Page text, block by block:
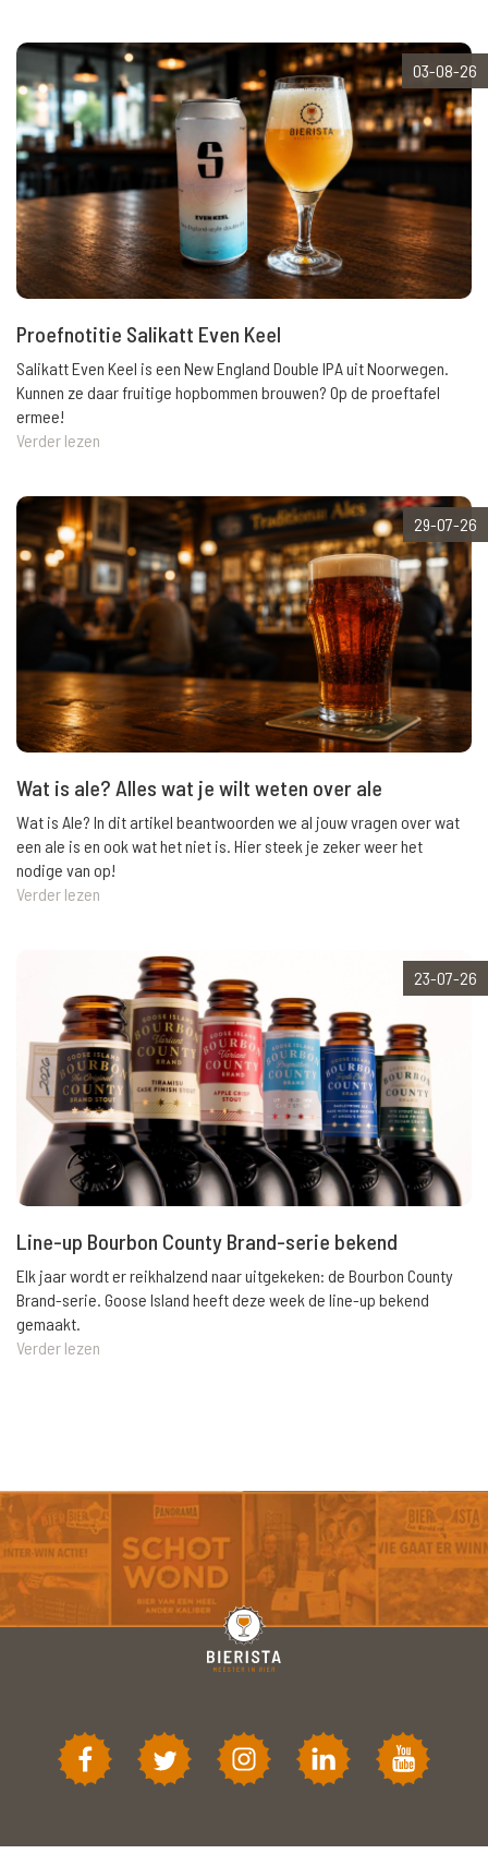
03-08-26
Proefnotitie Salikatt Even Keel
Salikatt Even Keel is een New England Double IPA uit Noorwegen.
Kunnen ze daar fruitige hopbommen brouwen? Op de proeftafel
ermee!
Verder lezen
29-07-26
Wat is ale? Alles wat je wilt weten over ale
Wat is Ale? In dit artikel beantwoorden we al jouw vragen over wat
een ale is en ook wat het niet is. Hier steek je zeker weer het
nodige van op!
Verder lezen
23-07-26
Line-up Bourbon County Brand-serie bekend
Elk jaar wordt er reikhalzend naar uitgekeken: de Bourbon County
Brand-serie. Goose Island heeft deze week de line-up bekend
gemaakt.
Verder lezen